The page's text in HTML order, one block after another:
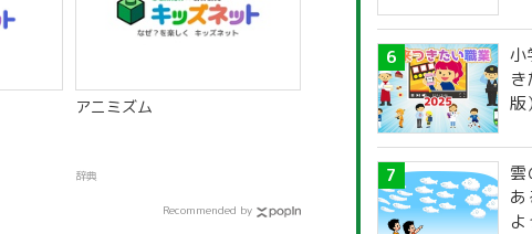
アニミズム
辞典
Recommended by
小
版）